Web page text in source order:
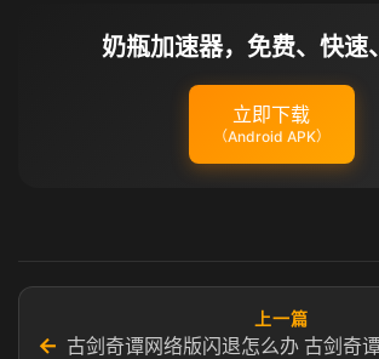
奶瓶加速器，免费、快速
立即下载
（Android APK）
←
上一篇
古剑奇谭网络版闪退怎么办 古剑奇